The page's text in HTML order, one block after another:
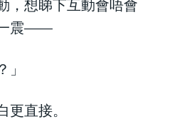
，想睇下互動會唔會
一震——
直接。